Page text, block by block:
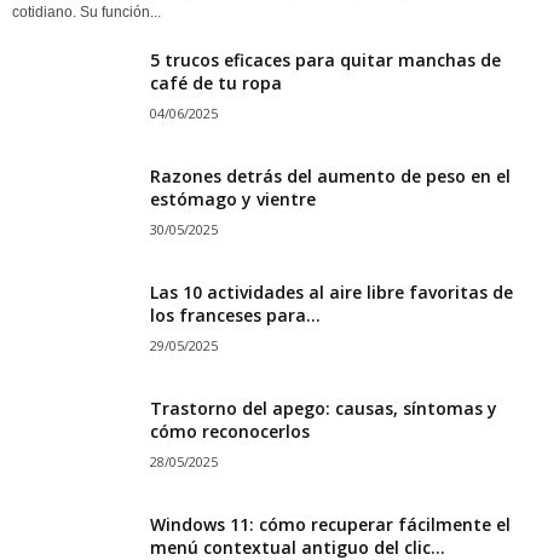
cotidiano. Su función...
5 trucos eficaces para quitar manchas de
café de tu ropa
04/06/2025
Razones detrás del aumento de peso en el
estómago y vientre
30/05/2025
Las 10 actividades al aire libre favoritas de
los franceses para...
29/05/2025
Trastorno del apego: causas, síntomas y
cómo reconocerlos
28/05/2025
Windows 11: cómo recuperar fácilmente el
menú contextual antiguo del clic...